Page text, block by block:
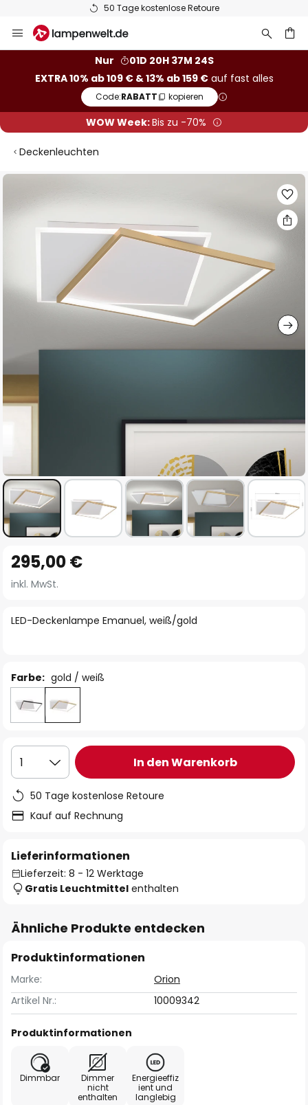
50 Tage kostenlose Retoure
Inhalt
Nur
01D 20H 37M 24S
EXTRA 10% ab 109 € & 13% ab 159 €auf fast alles
Code:RABATT kopieren
WOW Week:Bis zu -70%
Deckenleuchten
Zum
der
Bildgalerie
Anfang
der
springen
LED-Deckenlampe Emanuel, weiß/gold
295,00 €
inkl. MwSt.
Farbe: gold / weiß
1 In den Warenkorb
50 Tage kostenlose Retoure
Kauf auf Rechnung
Lieferinformationen
Lieferzeit: 8 - 12 Werktage
Gratis Leuchtmittel enthalten
Ähnliche Produkte entdecken
Produktinformationen
Marke:
Orion
Artikel Nr.:
10009342
Produktinformationen
Dimmbar
Dimmer
nicht
enthalten
Energieeffiz
ient und
langlebig